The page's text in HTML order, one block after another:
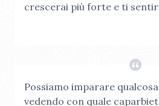
crescerai più forte e ti
Possiamo imparare
vedendo con quale